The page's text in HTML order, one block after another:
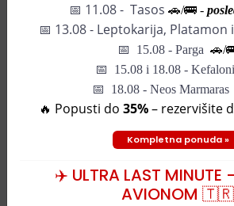
Leaflet| ©
📅 11.08 - Tasos 🚗/🚌 -
📅 13.08 - Leptokarija, Platamon
📅 15.08 - Parga 🚗/
📅 15.08 i 18.08 -
📅 18.08 - Neos Marmaras
🔥 Popusti do 35%– rezervišite
Kompletna ponuda »
✈️ ULTRA LAST MINUTE
AVIONOM 🇹🇷